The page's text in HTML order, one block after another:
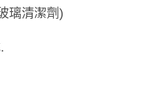
璃清潔劑)